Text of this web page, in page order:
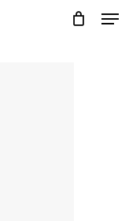
Menu